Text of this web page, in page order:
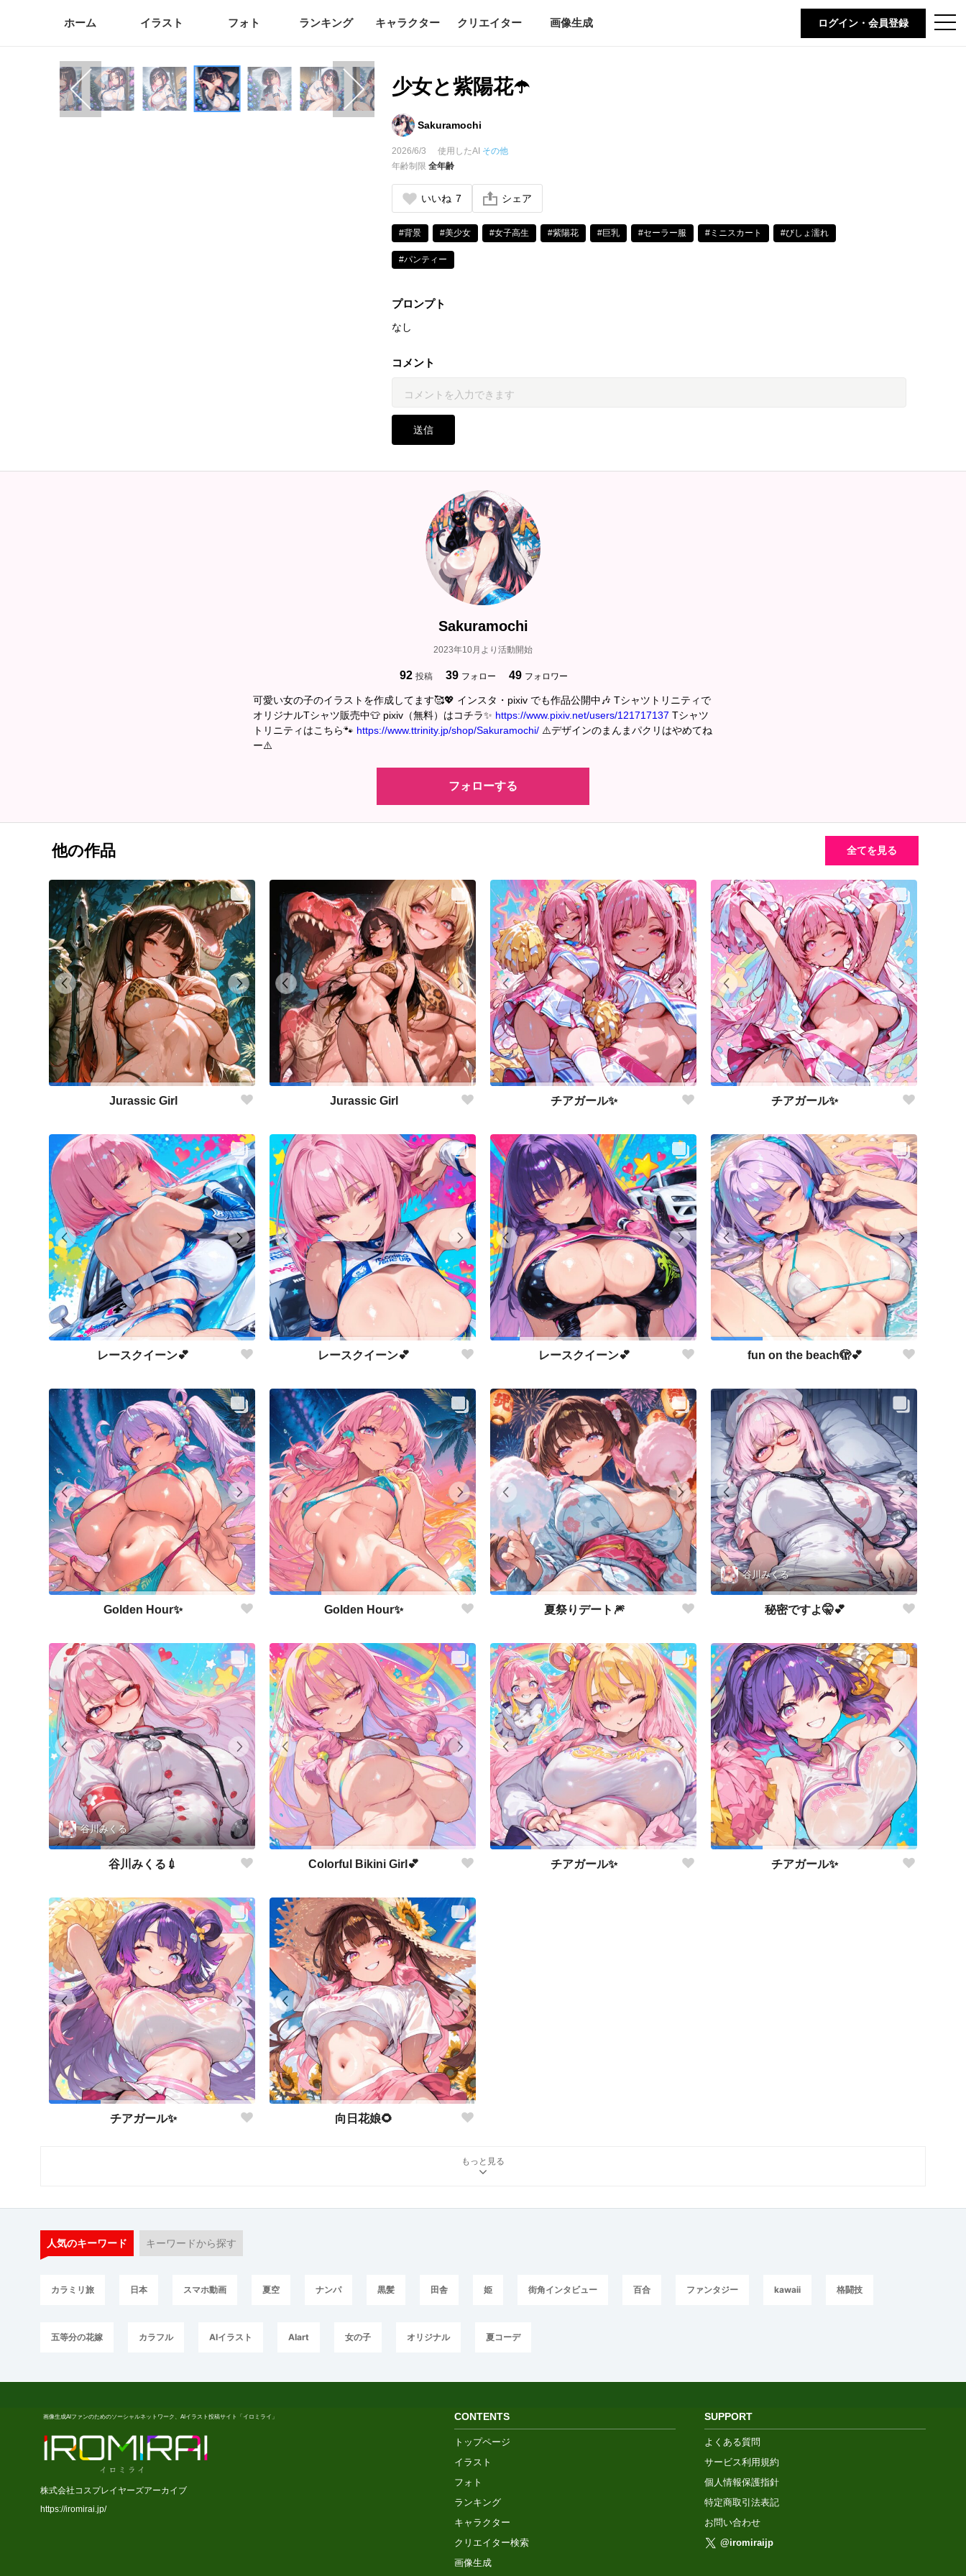
t
o
ホーム イラスト フォト ランキング キャラクター クリエイター 画像生成 ログイン・会員登録
少女と紫陽花☂️
Sakuramochi
2026/6/3 使用したAI その他
年齢制限全年齢
いいね 7 シェア
#背景 #美少女 #女子高生 #紫陽花 #巨乳 #セーラー服 #ミニスカート #びしょ濡れ
#パンティー
プロンプト
なし
コメント
送信
Sakuramochi
2023年10月より活動開始
92 投稿 39 フォロー 49 フォロワー
可愛い女の子のイラストを作成してます🥰💖 インスタ・pixiv でも作品公開中🎶 Tシャツトリニティで
オリジナルTシャツ販売中👕 pixiv（無料）はコチラ✨ https://www.pixiv.net/users/121717137 Tシャツ
トリニティはこちら🐾 https://www.ttrinity.jp/shop/Sakuramochi/ ⚠️デザインのまんまパクリはやめてね
ー⚠️
フォローする
他の作品 全てを見る
Jurassic Girl Jurassic Girl チアガール✨ チアガール✨
レースクイーン💕 レースクイーン💕 レースクイーン💕 fun on the beach🫣💕
Golden Hour✨ Golden Hour✨ 夏祭りデート🎆
谷川みくる
秘密ですよ🤫💕
谷川みくる
谷川みくる💉 Colorful Bikini Girl💕 チアガール✨ チアガール✨
チアガール✨ 向日花娘🌻
もっと見る
人気のキーワード キーワードから探す
カラミリ旅 日本 スマホ動画 夏空 ナンパ 黒髪 田舎 姫 街角インタビュー 百合 ファンタジー kawaii 格闘技
五等分の花嫁 カラフル AIイラスト AIart 女の子 オリジナル 夏コーデ
画像生成AIファンのためのソーシャルネットワーク、AIイラスト投稿サイト「イロミライ」
株式会社コスプレイヤーズアーカイブ
https://iromirai.jp/
SUPPORT
よくある質問
サービス利用規約
個人情報保護指針
特定商取引法表記
お問い合わせ
@iromiraijp
CONTENTS
トップページ
イラスト
フォト
ランキング
キャラクター
クリエイター検索
画像生成